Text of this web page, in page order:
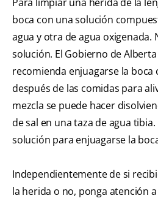
boca con una solución
agua y otra de agua oxigenada.
solución. El Gobierno de
recomienda enjuagarse la boca
después de las comidas para
mezcla se puede hacer
de sal en una taza de agua tibia.
solución para enjuagarse la
Independientemente de si
la herida o no, ponga atención